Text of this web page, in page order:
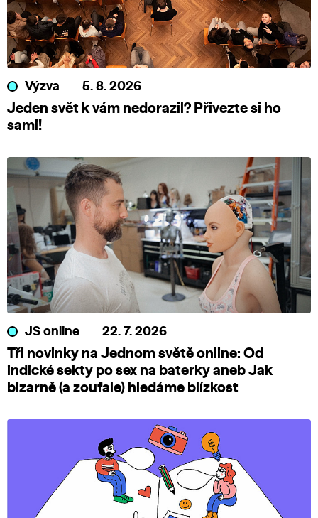
Výzva 5. 8. 2026
Jeden svět k vám nedorazil? Přivezte si ho
sami!
JS online 22. 7. 2026
Tři novinky na Jednom světě online: Od
indické sekty po sex na baterky aneb Jak
bizarně (a zoufale) hledáme blízkost